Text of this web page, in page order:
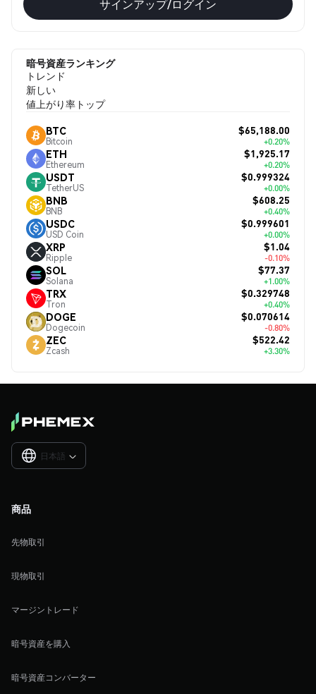
サインアップ/ログイン
暗号資産ランキング
トレンド
新しい
値上がり率トップ
BTC
Bitcoin
$65,188.00
+0.20%
ETH
Ethereum
$1,925.17
+0.20%
USDT
TetherUS
$0.999324
+0.00%
BNB
BNB
$608.25
+0.40%
USDC
USD Coin
$0.999601
+0.00%
XRP
Ripple
$1.04
-0.10%
SOL
Solana
$77.37
+1.00%
TRX
Tron
$0.329748
+0.40%
DOGE
Dogecoin
$0.070614
-0.80%
ZEC
Zcash
$522.42
+3.30%
日本語 
商品
先物取引
現物取引
マージントレード
暗号資産を購入
暗号資産コンバーター